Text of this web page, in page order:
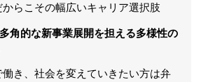
らこその幅広いキャリア選択肢
角的な新事業展開を担える多様性の
き、社会を変えていきたい方は弁